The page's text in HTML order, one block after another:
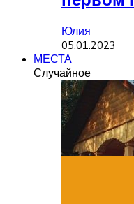
Юлия
05.01.2023
МЕСТА
Случайное